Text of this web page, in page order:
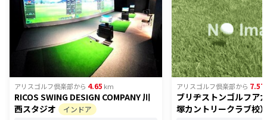
アリスゴルフ倶楽部から 4.65 km
RICOS SWING DESIGN COMPANY 川
西スタジオ
インドア
アリスゴルフ倶楽部から 7.57
ブリヂストンゴルフア
塚カントリークラブ校